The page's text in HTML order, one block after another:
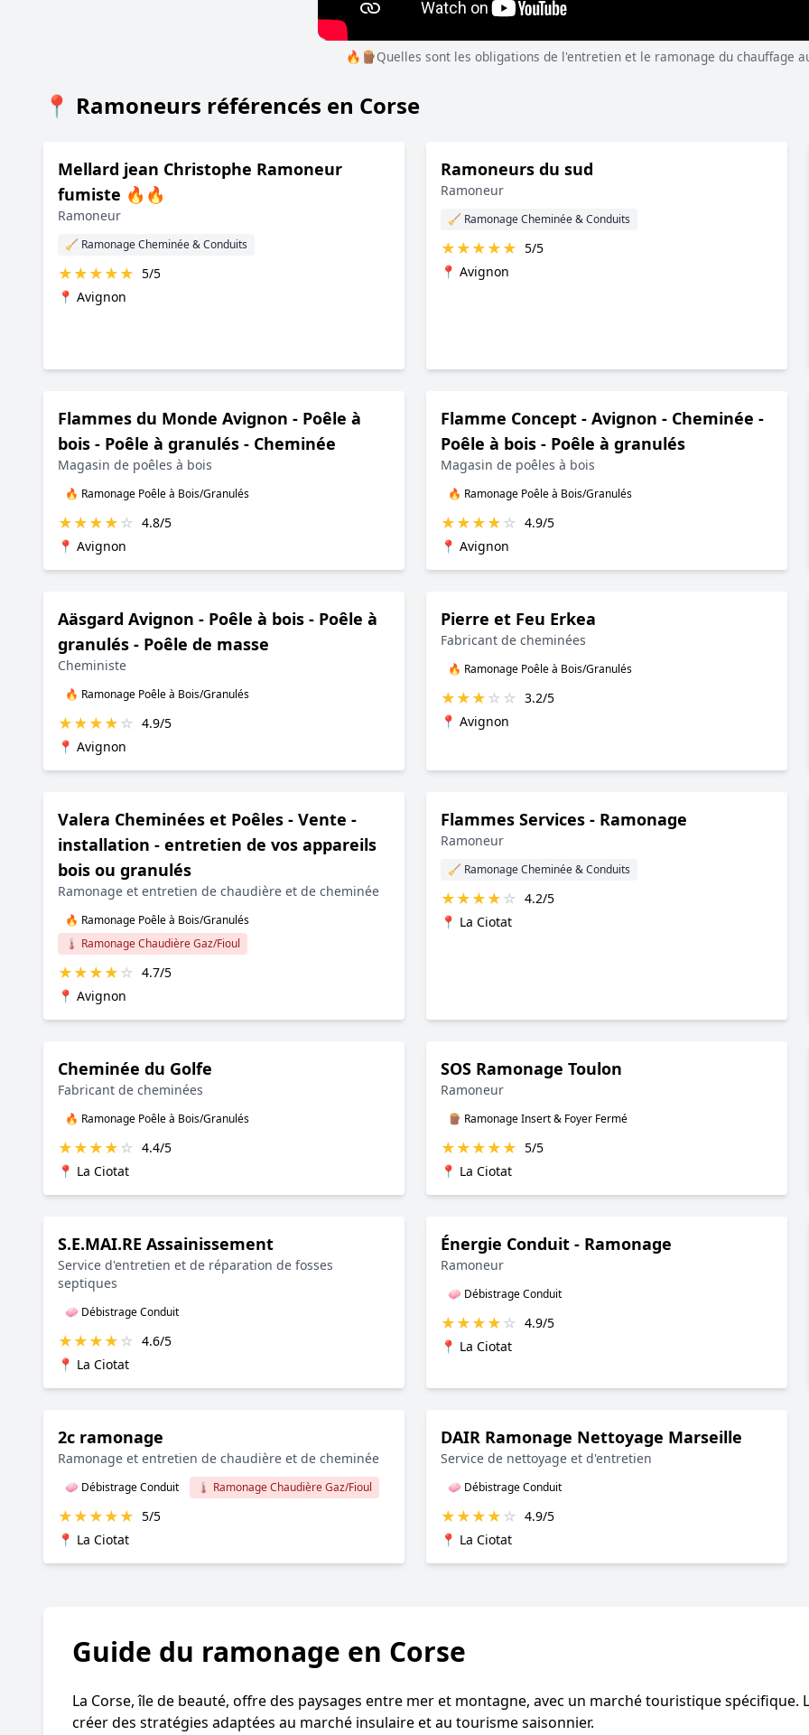
🔥​🪵Quelles sont les obligations de l'entretien et le ramonage du chauffage
📍 Ramoneurs référencés en Corse
Mellard jean Christophe Ramoneur
fumiste 🔥🔥
Ramoneur
🧹 Ramonage Cheminée & Conduits
★★★★★ 5/5
📍 Avignon
Ramoneurs du sud
Ramoneur
🧹 Ramonage Cheminée & Conduits
★★★★★ 5/5
📍 Avignon
Flammes du Monde Avignon - Poêle à
bois - Poêle à granulés - Cheminée
Magasin de poêles à bois
🔥 Ramonage Poêle à Bois/Granulés
★★★★☆ 4.8/5
📍 Avignon
Flamme Concept - Avignon - Cheminée -
Poêle à bois - Poêle à granulés
Magasin de poêles à bois
🔥 Ramonage Poêle à Bois/Granulés
★★★★☆ 4.9/5
📍 Avignon
Aäsgard Avignon - Poêle à bois - Poêle à
granulés - Poêle de masse
Cheministe
🔥 Ramonage Poêle à Bois/Granulés
★★★★☆ 4.9/5
📍 Avignon
Pierre et Feu Erkea
Fabricant de cheminées
🔥 Ramonage Poêle à Bois/Granulés
★★★☆☆ 3.2/5
📍 Avignon
Valera Cheminées et Poêles - Vente -
installation - entretien de vos appareils
bois ou granulés
Ramonage et entretien de chaudière et de cheminée
🔥 Ramonage Poêle à Bois/Granulés
🌡️ Ramonage Chaudière Gaz/Fioul
★★★★☆ 4.7/5
📍 Avignon
Flammes Services - Ramonage
Ramoneur
🧹 Ramonage Cheminée & Conduits
★★★★☆ 4.2/5
📍 La Ciotat
Cheminée du Golfe
Fabricant de cheminées
🔥 Ramonage Poêle à Bois/Granulés
★★★★☆ 4.4/5
📍 La Ciotat
SOS Ramonage Toulon
Ramoneur
🪵 Ramonage Insert & Foyer Fermé
★★★★★ 5/5
📍 La Ciotat
S.E.MAI.RE Assainissement
Service d'entretien et de réparation de fosses
septiques
🧼 Débistrage Conduit
★★★★☆ 4.6/5
📍 La Ciotat
Énergie Conduit - Ramonage
Ramoneur
🧼 Débistrage Conduit
★★★★☆ 4.9/5
📍 La Ciotat
2c ramonage
Ramonage et entretien de chaudière et de cheminée
🧼 Débistrage Conduit 🌡️ Ramonage Chaudière Gaz/Fioul
★★★★★ 5/5
📍 La Ciotat
DAIR Ramonage Nettoyage Marseille
Service de nettoyage et d'entretien
🧼 Débistrage Conduit
★★★★☆ 4.9/5
📍 La Ciotat
Guide du ramonage en Corse
La Corse, île de beauté, offre des paysages entre mer et montagne, avec un marché touristique
créer des stratégies adaptées au marché insulaire et au tourisme saisonnier.